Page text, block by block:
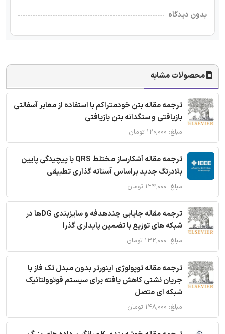
بدون دیدگاه
محصولات مشابه
ترجمه مقاله بتن خودمتراکم با استفاده از معابر آسفالتی
بازیافتی و سنگدانه بتن بازیافتی
مبلغ: ۱۲۰,۰۰۰ تومان
ترجمه مقاله آشکارساز مختلط QRS با پیچیدگی پایین
بلادرنگ جدید براساس آستانه گذاری تطبیقی
مبلغ: ۱۲۴,۰۰۰ تومان
ترجمه مقاله جایابی چندهدفه و سایزبندی DGها در
شبکه های توزیع با تضمین پایداری گذرا
مبلغ: ۱۳۲,۰۰۰ تومان
ترجمه مقاله توپولوژی اینورتر بدون مبدل تک فاز با
جریان نشتی کاهش یافته برای سیستم فوتوولتائیک
شبکه ای متصل
مبلغ: ۱۴۸,۰۰۰ تومان